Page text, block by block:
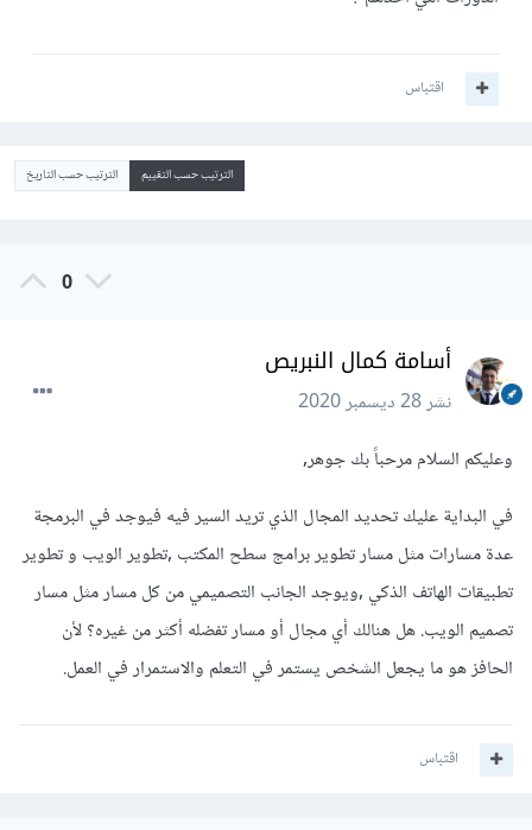
اقتباس
الترتيب حسب التقييم الترتيب حسب التاريخ
0
أسامة كمال النبريص
نشر28 ديسمبر 2020
وعليكم السلام مرحباً بك جوهر,
في البداية عليك تحديد المجال الذي تريد السير فيه فيوجد في البرمجة
عدة مسارات مثل مسار تطوير برامج سطح المكتب ,تطوير الويب و تطوير
تطبيقات الهاتف الذكي ,ويوجد الجانب التصميمي من كل مسار مثل مسار
تصميم الويب. هل هنالك أي مجال أو مسار تفضله أكثر من غيره؟ لأن
الحافز هو ما يجعل الشخص يستمر في التعلم والاستمرار في العمل.
اقتباس